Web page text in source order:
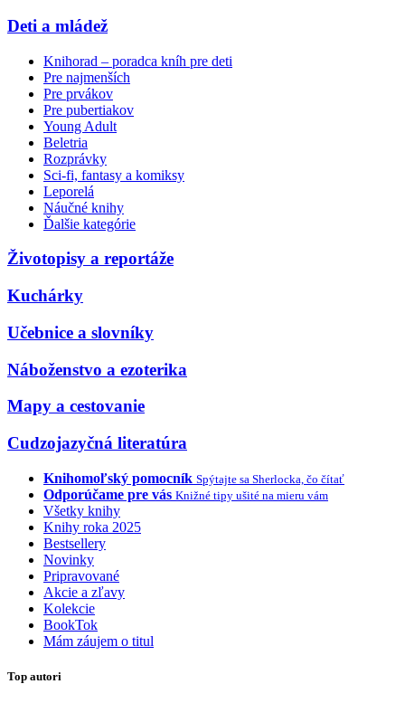
Deti a mládež
Knihorad – poradca kníh pre deti
Pre najmenších
Pre prvákov
Pre pubertiakov
Young Adult
Beletria
Rozprávky
Sci-fi, fantasy a komiksy
Leporelá
Náučné knihy
Ďalšie kategórie
Životopisy a reportáže
Kuchárky
Učebnice a slovníky
Náboženstvo a ezoterika
Mapy a cestovanie
Cudzojazyčná literatúra
Knihomoľský pomocník Spýtajte sa Sherlocka, čo čítať
Odporúčame pre vás Knižné tipy ušité na mieru vám
Všetky knihy
Knihy roka 2025
Bestsellery
Novinky
Pripravované
Akcie a zľavy
Kolekcie
BookTok
Mám záujem o titul
Top autori